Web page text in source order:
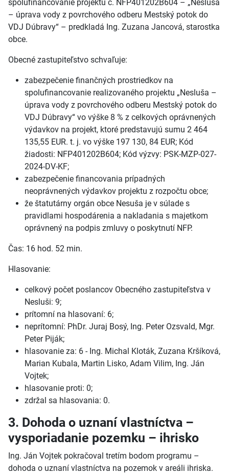
spolufinancovanie projektu č. NFP401202B604 – „Nesluša
– úprava vody z povrchového odberu Mestský potok do
VDJ Dúbravy“ – predkladá Ing. Zuzana Jancová, starostka
obce.
Obecné zastupiteľstvo schvaľuje:
zabezpečenie finančných prostriedkov na
spolufinancovanie realizovaného projektu „Nesluša –
úprava vody z povrchového odberu Mestský potok do
VDJ Dúbravy“ vo výške 8 % z celkových oprávnených
výdavkov na projekt, ktoré predstavujú sumu 2 464
135,55 EUR. t. j. vo výške 197 130, 84 EUR; Kód
žiadosti: NFP401202B604; Kód výzvy: PSK-MZP-027-
2024-DV-KF;
zabezpečenie financovania prípadných
neoprávnených výdavkov projektu z rozpočtu obce;
že štatutárny orgán obce Nesuša je v súlade s
pravidlami hospodárenia a nakladania s majetkom
oprávnený na podpis zmluvy o poskytnutí NFP.
Čas: 16 hod. 52 min.
Hlasovanie:
celkový počet poslancov Obecného zastupiteľstva v
Nesluši: 9;
prítomní na hlasovaní: 6;
neprítomní: PhDr. Juraj Bosý, Ing. Peter Ozsvald, Mgr.
Peter Piják;
hlasovanie za: 6 - Ing. Michal Kloták, Zuzana Kršíková,
Marian Kubala, Martin Lisko, Adam Vilim, Ing. Ján
Vojtek;
hlasovanie proti: 0;
zdržal sa hlasovania: 0.
3. Dohoda o uznaní vlastníctva –
vysporiadanie pozemku – ihrisko
Ing. Ján Vojtek pokračoval tretím bodom programu –
dohoda o uznaní vlastníctva na pozemok v areáli ihriska.